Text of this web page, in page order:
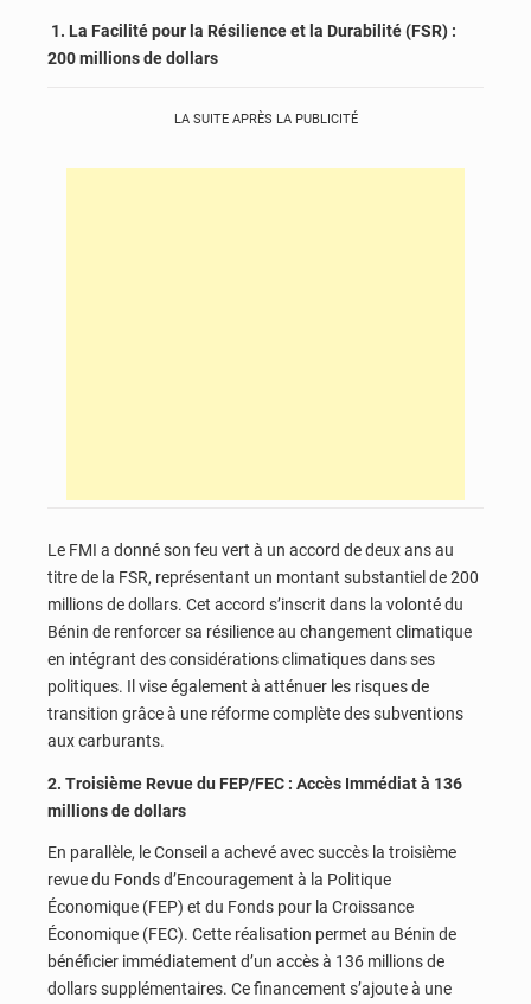
1. La Facilité pour la Résilience et la Durabilité (FSR) :
200 millions de dollars
LA SUITE APRÈS LA PUBLICITÉ
Le FMI a donné son feu vert à un accord de deux ans au
titre de la FSR, représentant un montant substantiel de 200
millions de dollars. Cet accord s’inscrit dans la volonté du
Bénin de renforcer sa résilience au changement climatique
en intégrant des considérations climatiques dans ses
politiques. Il vise également à atténuer les risques de
transition grâce à une réforme complète des subventions
aux carburants.
2. Troisième Revue du FEP/FEC : Accès Immédiat à 136
millions de dollars
En parallèle, le Conseil a achevé avec succès la troisième
revue du Fonds d’Encouragement à la Politique
Économique (FEP) et du Fonds pour la Croissance
Économique (FEC). Cette réalisation permet au Bénin de
bénéficier immédiatement d’un accès à 136 millions de
dollars supplémentaires. Ce financement s’ajoute à une